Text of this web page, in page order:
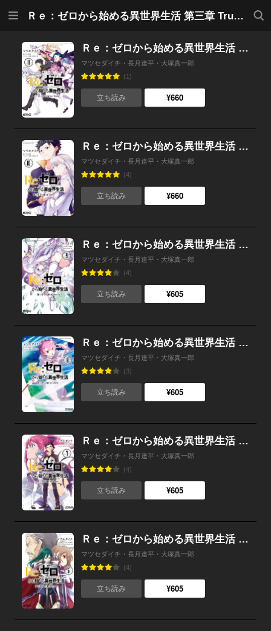
Ｒｅ：ゼロから始める異世界生活 第三章 Truth of Zero
検索
Ｒｅ：ゼロから始める異世界生活 第三章 Truth of Zero 11
マツセダイチ・長月達平・大塚真一郎
(1)
立ち読み ¥660
Ｒｅ：ゼロから始める異世界生活 第三章 Truth of Zero 10
マツセダイチ・長月達平・大塚真一郎
(4)
立ち読み ¥660
Ｒｅ：ゼロから始める異世界生活 第三章 Truth of Zero 9【電子特典付き】
マツセダイチ・長月達平・大塚真一郎
(4)
立ち読み ¥605
Ｒｅ：ゼロから始める異世界生活 第三章 Truth of Zero 8
マツセダイチ・長月達平・大塚真一郎
(3)
立ち読み ¥605
Ｒｅ：ゼロから始める異世界生活 第三章 Truth of Zero 7
マツセダイチ・長月達平・大塚真一郎
(4)
立ち読み ¥605
Ｒｅ：ゼロから始める異世界生活 第三章 Truth of Zero 6
マツセダイチ・長月達平・大塚真一郎
(4)
立ち読み ¥605